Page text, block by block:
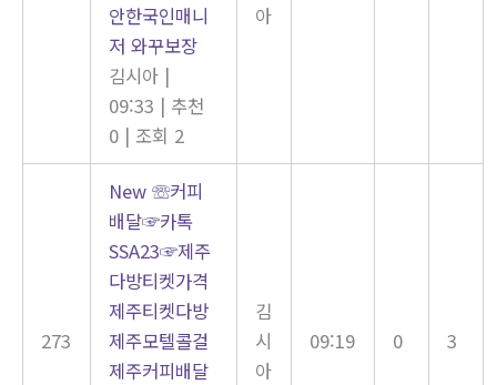
안한국인매니
저 와꾸보장
김시아 |
09:33 | 추천
0 | 조회 2
아
273
New ☏커피
배달☞카톡
SSA23☞제주
다방티켓가격
제주티켓다방
제주모텔콜걸
제주커피배달
김
시
아
09:19 0 3